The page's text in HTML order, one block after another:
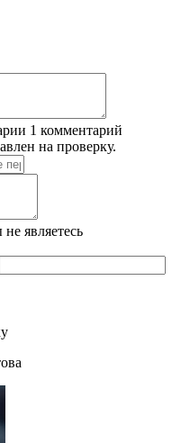
1 комментарий
на проверку.
являетесь